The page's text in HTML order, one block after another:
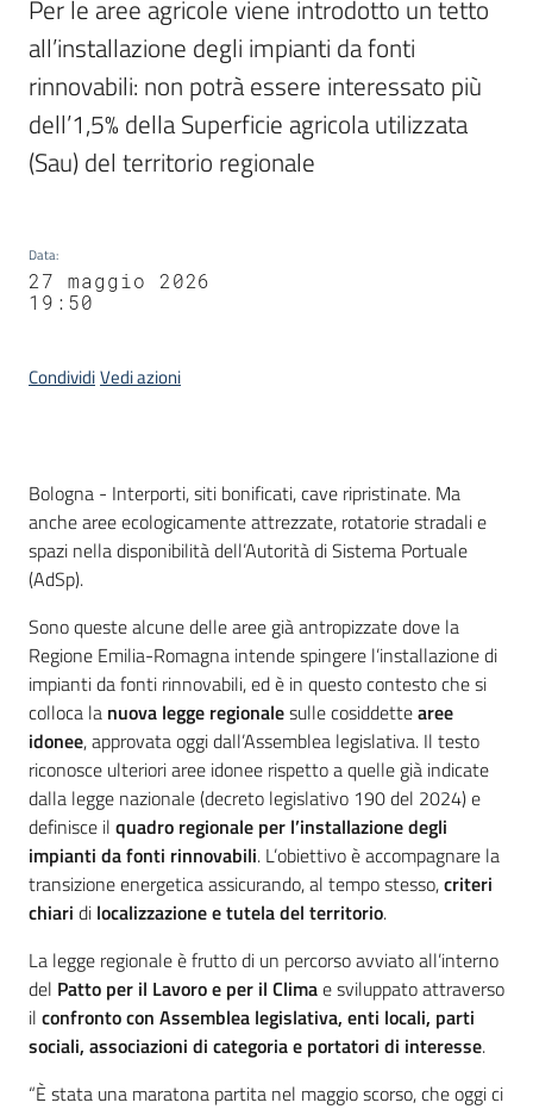
Per le aree agricole viene introdotto un tetto
all’installazione degli impianti da fonti
rinnovabili: non potrà essere interessato più
dell’1,5% della Superficie agricola utilizzata
(Sau) del territorio regionale
Data:
27 maggio 2026
19:50
CondividiVedi azioni
Contenuto
Bologna - Interporti, siti bonificati, cave ripristinate. Ma
anche aree ecologicamente attrezzate, rotatorie stradali e
spazi nella disponibilità dell’Autorità di Sistema Portuale
(AdSp).
Sono queste alcune delle aree già antropizzate dove la
Regione Emilia-Romagna intende spingere l’installazione di
impianti da fonti rinnovabili, ed è in questo contesto che si
colloca la nuova legge regionalesulle cosiddettearee
idonee, approvata oggi dall’Assemblea legislativa. Il testo
riconosce ulteriori aree idonee rispetto a quelle già indicate
dalla legge nazionale (decreto legislativo 190 del 2024) e
definisce il quadro regionale per l’installazione degli
impianti da fonti rinnovabili. L’obiettivo è accompagnare la
transizione energetica assicurando, al tempo stesso,criteri
chiari di localizzazione e tutela del territorio.
La legge regionale è frutto di un percorso avviato all’interno
del Patto per il Lavoro e per il Climae sviluppato attraverso
il confronto con Assemblea legislativa, enti locali, parti
sociali, associazioni di categoria e portatori di interesse.
“È stata una maratona partita nel maggio scorso, che oggi ci